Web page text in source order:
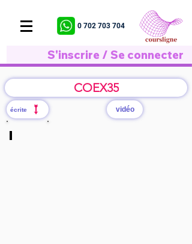
0 702 703 704
S'inscrire / Se connecter
COEX35
écrite vidéo